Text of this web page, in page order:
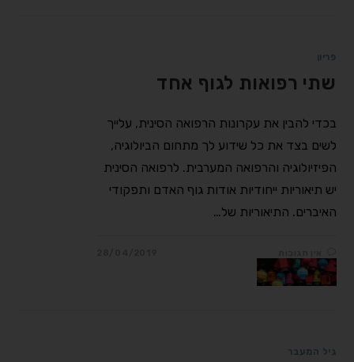
פריון
שתי רפואות לגוף אחד
בכדי להבין את עקרונות הרפואה הסינית, עלייך
לשים בצד את כל שידוע לך מתחום הביולוגיה,
הפיזיולוגיה והרפואה המערבית. לרפואה הסינית
יש תיאוריות ייחודיות אודות גוף האדם ותפקודי
האיברים. התיאוריות של…
גיל המעבר